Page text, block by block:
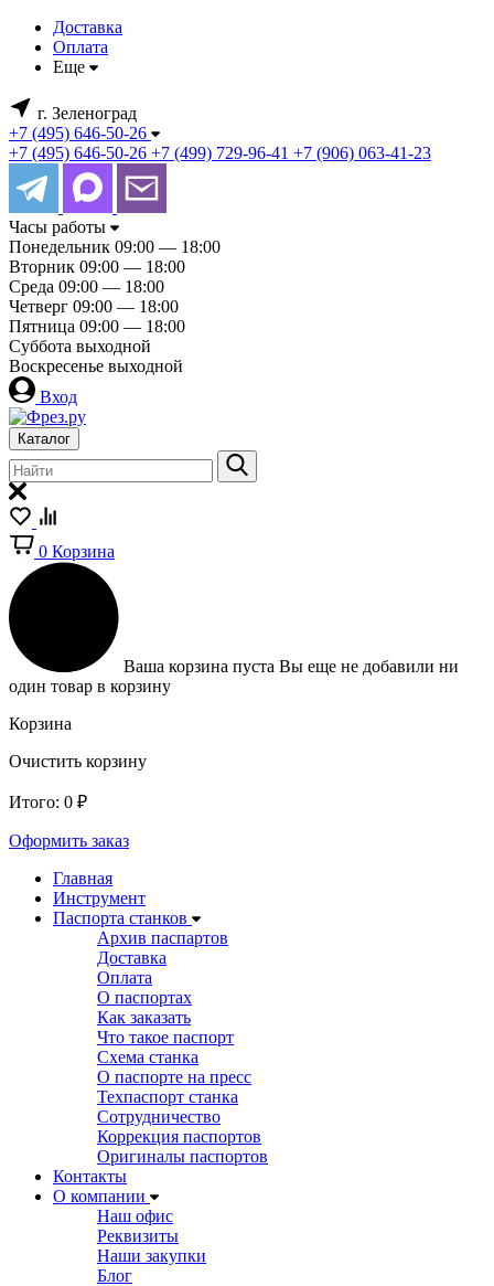
Доставка
Оплата
Еще
г. Зеленоград
+7 (495) 646-50-26
+7 (495) 646-50-26 +7 (499) 729-96-41 +7 (906) 063-41-23
Часы работы
Понедельник 09:00 — 18:00
Вторник 09:00 — 18:00
Среда 09:00 — 18:00
Четверг 09:00 — 18:00
Пятница 09:00 — 18:00
Суббота выходной
Воскресенье выходной
Вход
Каталог
0 Корзина
Ваша корзина пуста Вы еще не добавили ни
один товар в корзину
Корзина
Очистить корзину
Итого: 0 ₽
Оформить заказ
Главная
Инструмент
Паспорта станков
Архив паспартов
Доставка
Оплата
О паспортах
Как заказать
Что такое паспорт
Схема станка
О паспорте на пресс
Техпаспорт станка
Сотрудничество
Коррекция паспортов
Оригиналы паспортов
Контакты
О компании
Наш офис
Реквизиты
Наши закупки
Блог